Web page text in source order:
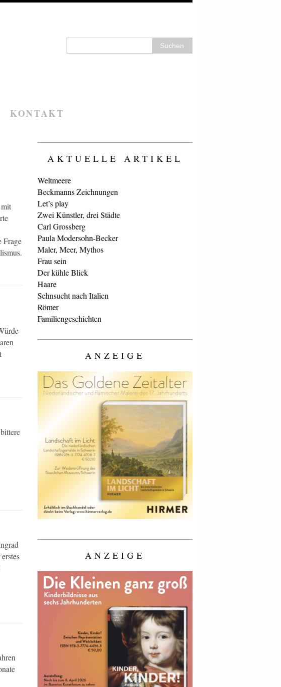
KONTAKT
Frage
AKTUELLE ARTIKEL
Weltmeere
Beckmanns Zeichnungen
Let’s play
Zwei Künstler, drei Städte
Carl Grossberg
Paula Modersohn-Becker
Maler, Meer, Mythos
Frau sein
Der kühle Blick
Haare
Sehnsucht nach Italien
Römer
Familiengeschichten
ANZEIGE
ANZEIGE